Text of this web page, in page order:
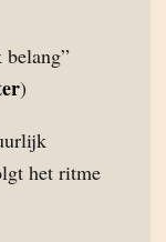
)
het ritme